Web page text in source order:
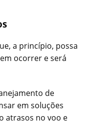
a princípio, possa
ocorrer e será
de
em soluções
atrasos no voo e